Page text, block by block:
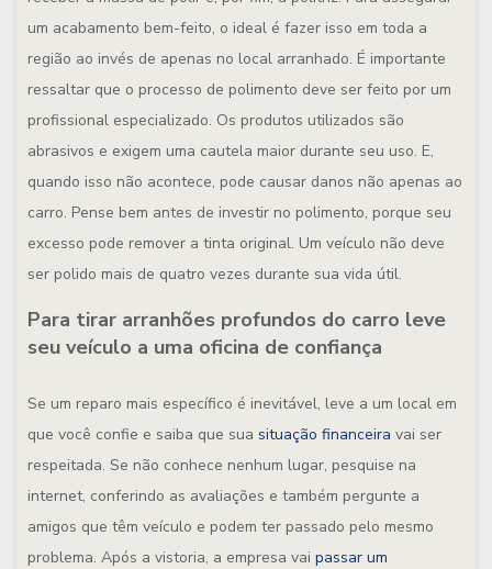
um acabamento bem-feito, o ideal é fazer isso em toda a
região ao invés de apenas no local arranhado. É importante
ressaltar que o processo de polimento deve ser feito por um
profissional especializado. Os produtos utilizados são
abrasivos e exigem uma cautela maior durante seu uso. E,
quando isso não acontece, pode causar danos não apenas ao
carro. Pense bem antes de investir no polimento, porque seu
excesso pode remover a tinta original. Um veículo não deve
ser polido mais de quatro vezes durante sua vida útil.
Para tirar arranhões profundos do carro leve
seu veículo a uma oficina de confiança
Se um reparo mais específico é inevitável, leve a um local em
que você confie e saiba que sua situação financeira vai ser
respeitada. Se não conhece nenhum lugar, pesquise na
internet, conferindo as avaliações e também pergunte a
amigos que têm veículo e podem ter passado pelo mesmo
problema. Após a vistoria, a empresa vai passar um